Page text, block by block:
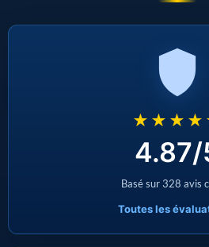
4.87/
Basé sur 328 avis
Toutes les